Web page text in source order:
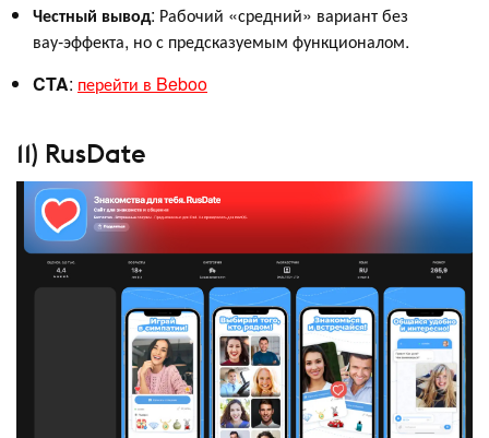
Честный вывод: Рабочий «средний» вариант без
вау‑эффекта, но с предсказуемым функционалом.
CTA: перейти в Beboo
11) RusDate